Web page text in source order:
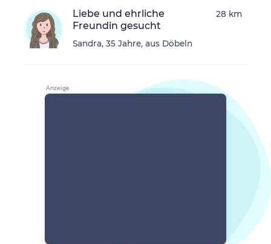
Liebe und ehrliche
Freundin gesucht
Sandra, 35 Jahre, aus Döbeln
28 km